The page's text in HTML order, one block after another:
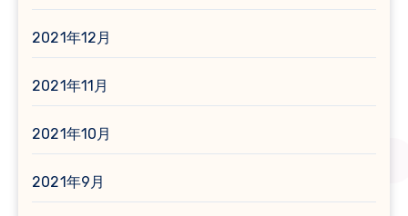
2021年12月
2021年11月
2021年10月
2021年9月